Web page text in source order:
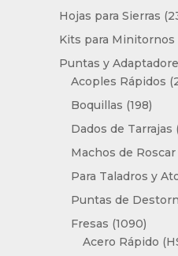
Hojas para Sierras
Kits para Minitornos
Puntas y
Acoples Rápidos
Boquillas 198198
Dados de Tarrajas
Machos de Roscar
Para Taladros y
Puntas de
Fresas 10901090
Acero Rápido